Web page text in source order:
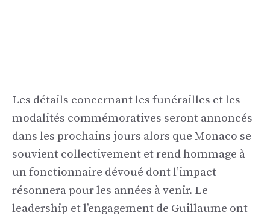
Les détails concernant les funérailles et les
modalités commémoratives seront annoncés
dans les prochains jours alors que Monaco se
souvient collectivement et rend hommage à
un fonctionnaire dévoué dont l’impact
résonnera pour les années à venir. Le
leadership et l’engagement de Guillaume ont